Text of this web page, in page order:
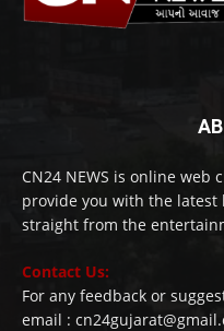
CN24 NEWS is online web
provide you with the latest
straight from the
Contact Us:
For any feedback or
email :